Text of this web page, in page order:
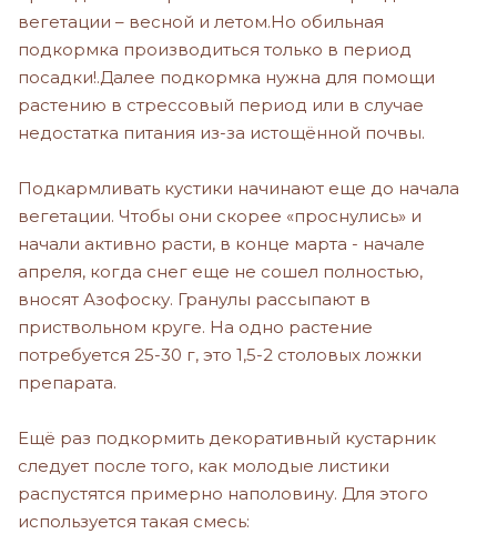
вегетации – весной и летом.Но обильная
подкормка производиться только в период
посадки!.Далее подкормка нужна для помощи
растению в стрессовый период или в случае
недостатка питания из-за истощённой почвы.
Подкармливать кустики начинают еще до начала
вегетации. Чтобы они скорее «проснулись» и
начали активно расти, в конце марта - начале
апреля, когда снег еще не сошел полностью,
вносят Азофоску. Гранулы рассыпают в
приствольном круге. На одно растение
потребуется 25-30 г, это 1,5-2 столовых ложки
препарата.
Ещё раз подкормить декоративный кустарник
следует после того, как молодые листики
распустятся примерно наполовину. Для этого
используется такая смесь: